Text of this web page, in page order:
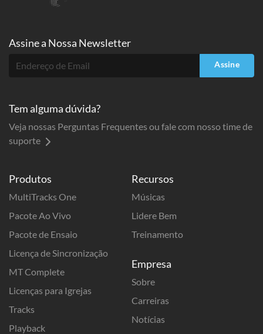
Produtos
MultiTracks One
Pacote Ao Vivo
Pacote de Ensaio
Licença de Sincronização
MT Complete
Licenças para Igrejas
Tracks
Playback
Recursos
Músicas
Lidere Bem
Treinamento
Empresa
Sobre
Carreiras
Notícias
Assine a Nossa Newsletter
Assine
Tem alguma dúvida?
Veja nossas Perguntas Frequentes ou fale com nosso time de
suporte